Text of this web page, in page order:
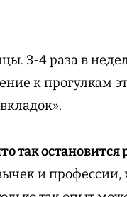
3-4 раза в
к прогулкам
так остановится
и